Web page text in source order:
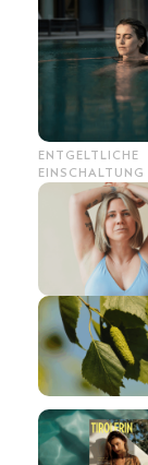
ENTGELTLICHE
EINSCHALTUNG